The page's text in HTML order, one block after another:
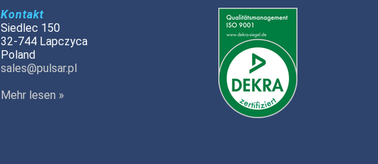
Kontakt
Siedlec 150
32-744 Lapczyca
Poland
sales@pulsar.pl
Mehr lesen »